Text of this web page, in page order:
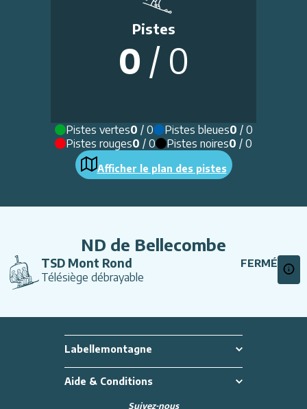
Pistes
0 / 0
Pistes vertes0 / 0 Pistes bleues0 / 0
Pistes rouges0 / 0 Pistes noires0 / 0
Afficher le plan des pistes
ND de Bellecombe
TSD Mont Rond FERMÉ
Télésiège débrayable
Labellemontagne
Aide & Conditions